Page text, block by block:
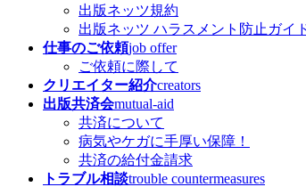
出版ネッツ規約
出版ネッツ ハラスメント防止ガイ
仕事のご依頼job offer
ご依頼に際して
クリエイター紹介creators
出版共済会mutual-aid
共済について
病気やケガに手厚い保障！
共済の給付金請求
トラブル相談trouble countermeasures